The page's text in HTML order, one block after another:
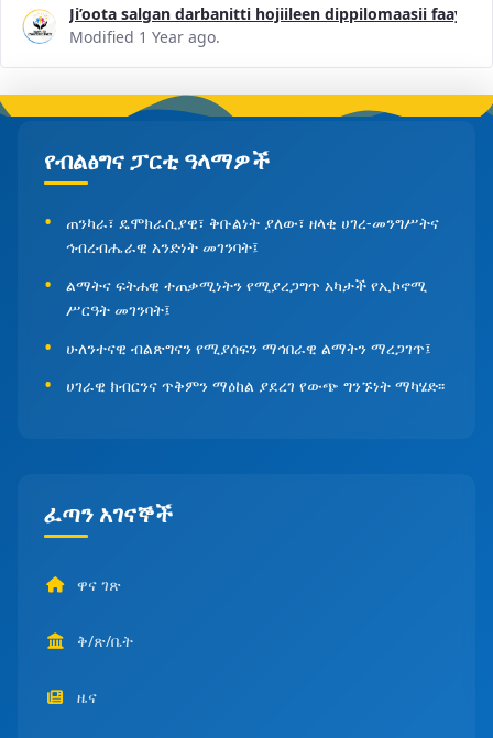
Ji’oota salgan darbanitti hojiileen dippilomaasii
Modified 1 Year ago.
የብልፅግና ፓርቲ ዓላማዎች
ጠንካራ፣ ዴሞክራሲያዊ፣ ቅቡልነት ያለው፣ ዘላቂ ሀገረ-መንግሥትና
ኅብረብሔራዊ አንድነት መገንባት፤
ልማትና ፍትሐዊ ተጠቃሚነትን የሚያረጋግጥ አካታች የኢኮኖሚ
ሥርዓት መገንባት፤
ሁለንተናዊ ብልጽግናን የሚያሰፍን ማኅበራዊ ልማትን ማረጋገጥ፤
ሀገራዊ ክብርንና ጥቅምን ማዕከል ያደረገ የውጭ ግንኙነት ማካሄድ፡፡
ፈጣን አገናኞች
ዋና ገጽ
ቅ/ጽ/ቤት
ዜና